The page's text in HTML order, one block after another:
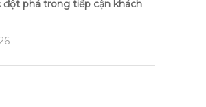
đột phá trong tiếp cận khách